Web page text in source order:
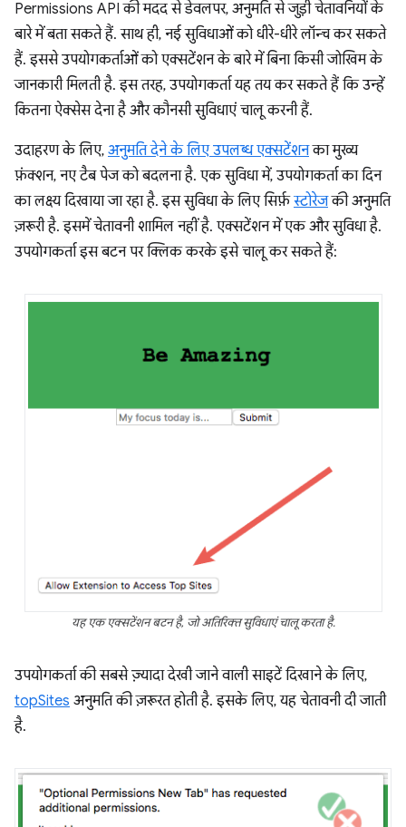
Permissions API की मदद से डेवलपर, अनुमति से जुड़ी चेतावनियों के
बारे में बता सकते हैं. साथ ही, नई सुविधाओं को धीरे-धीरे लॉन्च कर सकते
हैं. इससे उपयोगकर्ताओं को एक्सटेंशन के बारे में बिना किसी जोखिम के
जानकारी मिलती है. इस तरह, उपयोगकर्ता यह तय कर सकते हैं कि उन्हें
कितना ऐक्सेस देना है और कौनसी सुविधाएं चालू करनी हैं.
उदाहरण के लिए, अनुमति देने के लिए उपलब्ध एक्सटेंशनका मुख्य
फ़ंक्शन, नए टैब पेज को बदलना है. एक सुविधा में, उपयोगकर्ता का दिन
का लक्ष्य दिखाया जा रहा है. इस सुविधा के लिए सिर्फ़स्टोरेजकी अनुमति
ज़रूरी है. इसमें चेतावनी शामिल नहीं है. एक्सटेंशन में एक और सुविधा है.
उपयोगकर्ता इस बटन पर क्लिक करके इसे चालू कर सकते हैं:
यह एक एक्सटेंशन बटन है, जो अतिरिक्त सुविधाएं चालू करता है.
उपयोगकर्ता की सबसे ज़्यादा देखी जाने वाली साइटें दिखाने के लिए,
topSites अनुमति की ज़रूरत होती है. इसके लिए, यह चेतावनी दी जाती
है.